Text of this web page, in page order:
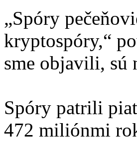
„Spóry
kryptospóry,“
sme objavili, sú
Spóry patrili
472 miliónmi